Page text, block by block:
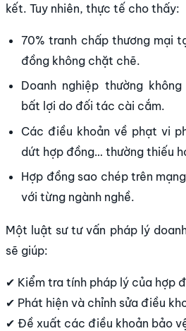
kết. Tuy nhiên, thực tế cho thấy:
70% tranh chấp thương mại
đồng không chặt chẽ.
Doanh nghiệp thường
bất lợi do đối tác cài cắm.
Các điều khoản về phạt vi
dứt hợp đồng… thường thiếu
Hợp đồng sao chép trên
với từng ngành nghề.
Một luật sư tư vấn pháp lý
sẽ giúp:
✔ Kiểm tra tính pháp lý của hợp
✔ Phát hiện và chỉnh sửa điều
✔ Đề xuất các điều khoản bảo